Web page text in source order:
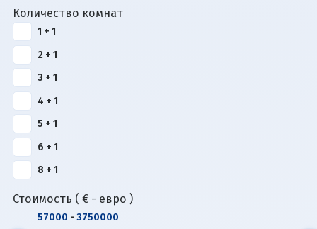
Количество комнат
1 + 1
2 + 1
3 + 1
4 + 1
5 + 1
6 + 1
8 + 1
Стоимость ( € - евро )
57000 - 3750000